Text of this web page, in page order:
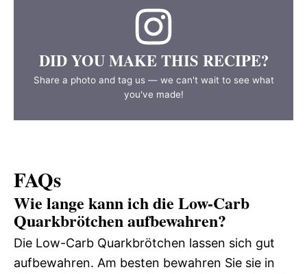
DID YOU MAKE THIS RECIPE?
Share a photo and tag us — we can't wait to see what
you've made!
FAQs
Wie lange kann ich die Low-Carb
Quarkbrötchen aufbewahren?
Die Low-Carb Quarkbrötchen lassen sich gut
aufbewahren. Am besten bewahren Sie sie in